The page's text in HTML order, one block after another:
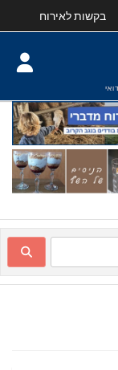
בקשות לאירוח